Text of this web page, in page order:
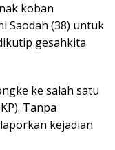
koban
Saodah (38) untuk
gesahkita
ke salah satu
Tanpa
kejadian